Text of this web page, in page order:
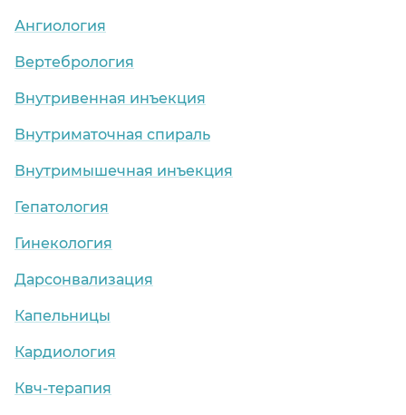
Ангиология
Вертебрология
Внутривенная инъекция
Внутриматочная спираль
Внутримышечная инъекция
Гепатология
Гинекология
Дарсонвализация
Капельницы
Кардиология
Квч-терапия